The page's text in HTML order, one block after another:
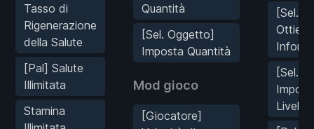
Tasso di
Rigenerazione
della Salute
[Pal] Salute
Illimitata
Stamina
Quantità
[Sel. Oggetto]
Imposta Quantità
Mod gioco
[Giocatore]
[Sel.
Ottieni
[Sel.
Livello